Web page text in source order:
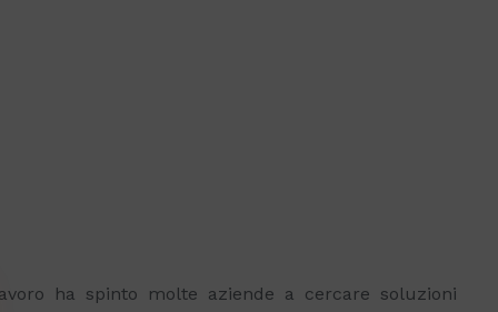
ha spinto molte aziende a cercare soluzioni